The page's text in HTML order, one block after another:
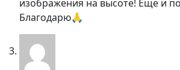
изображения на высоте! Ещё и
Благодарю🙏